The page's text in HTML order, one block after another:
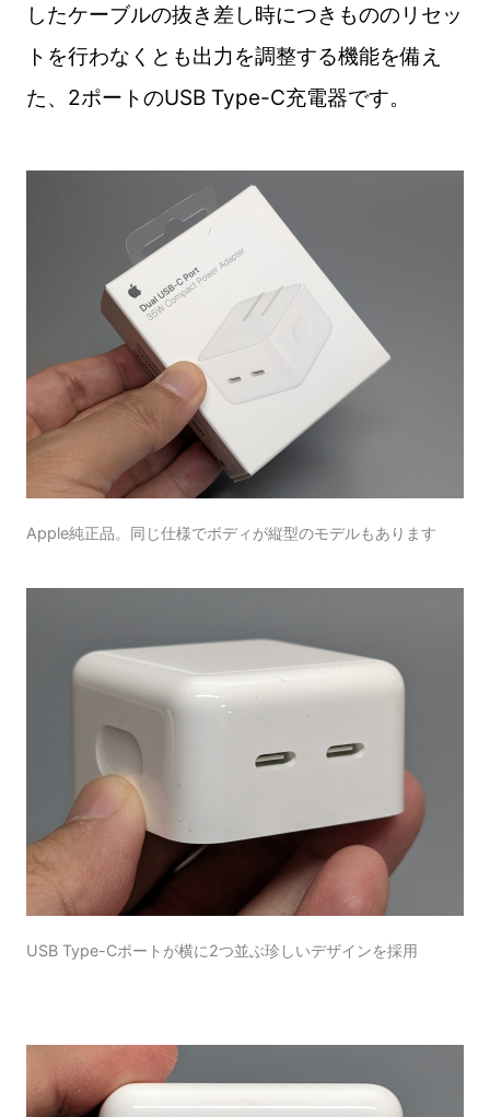
したケーブルの抜き差し時につきもののリセッ
トを行わなくとも出力を調整する機能を備え
た、2ポートのUSB Type-C充電器です。
Apple純正品。同じ仕様でボディが縦型のモデルもあります
USB Type-Cポートが横に2つ並ぶ珍しいデザインを採用